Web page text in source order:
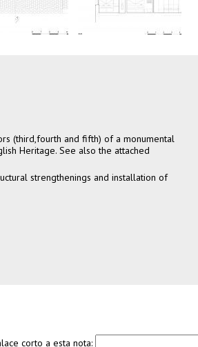
(third,fourth and fifth) of a monumental
Heritage. See also the attached
strengthenings and installation of
corto a esta nota: